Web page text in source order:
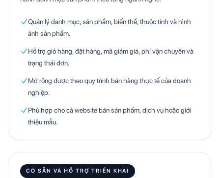
Quản lý danh mục, sản phẩm, biến thể, thuộc tính và hình
ảnh sản phẩm.
Hỗ trợ giỏ hàng, đặt hàng, mã giảm giá, phí vận chuyển và
trạng thái đơn.
Mở rộng được theo quy trình bán hàng thực tế của doanh
nghiệp.
Phù hợp cho cả website bán sản phẩm, dịch vụ hoặc giới
thiệu mẫu.
CÓ SẴN VÀ HỖ TRỢ TRIỂN KHAI